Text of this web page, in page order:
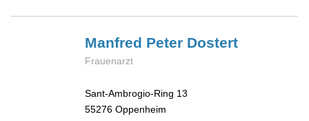
Manfred Peter Dostert
Frauenarzt
Sant-Ambrogio-Ring 13
55276 Oppenheim